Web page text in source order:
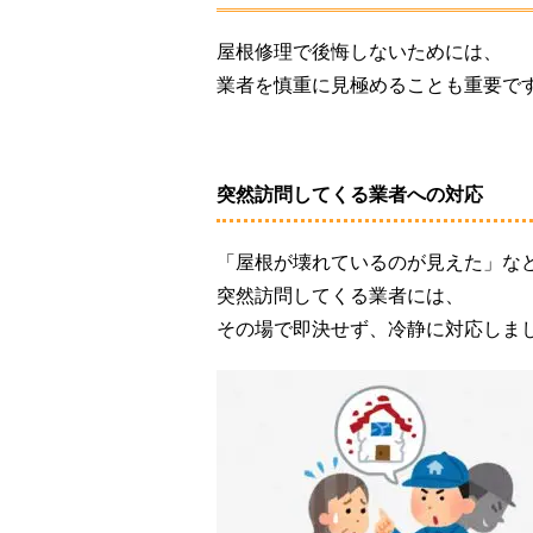
屋根修理で後悔しないためには、
業者を慎重に見極めることも重要で
突然訪問してくる業者への対応
「屋根が壊れているのが見えた」な
突然訪問してくる業者には、
その場で即決せず、冷静に対応しま